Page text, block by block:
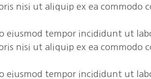
nisi ut aliquip ex ea commodo
eiusmod tempor incididunt ut
nisi ut aliquip ex ea commodo
eiusmod tempor incididunt ut